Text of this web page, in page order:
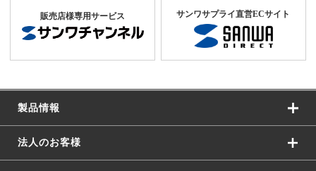
販売店様専用サービス サンワサプライ直営ECサイト
製品情報
法人のお客様